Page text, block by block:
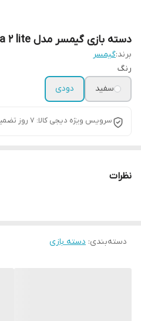
دسته بازی گیمسر مدل Nova 2 lite
برند:گیمسر
رنگ
سفید
دودی
سرویس ویژه دیجی کالا: 7 روز تضمین بازگشت کالا
نظرات
دسته‌بندی: دسته بازی